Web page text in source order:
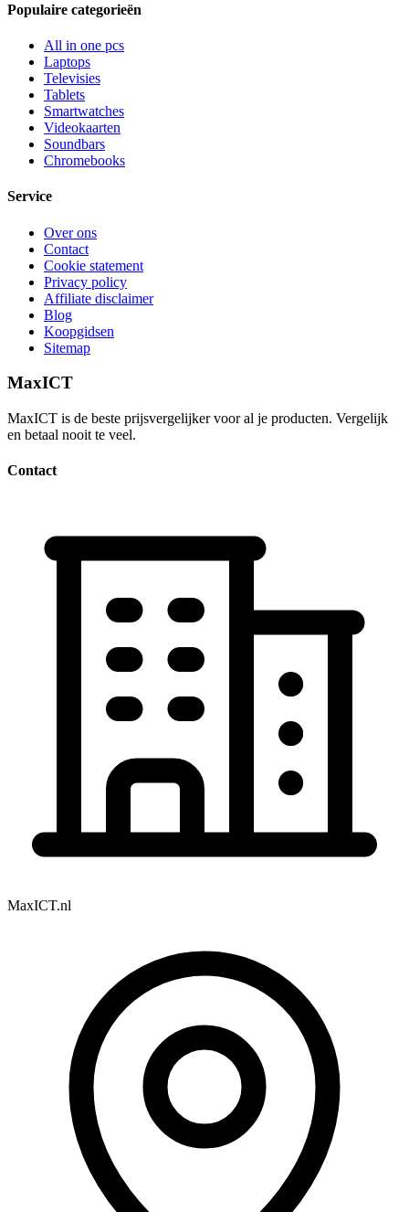
Populaire categorieën
All in one pcs
Laptops
Televisies
Tablets
Smartwatches
Videokaarten
Soundbars
Chromebooks
Service
Over ons
Contact
Cookie statement
Privacy policy
Affiliate disclaimer
Blog
Koopgidsen
Sitemap
MaxICT
MaxICT is de beste prijsvergelijker voor al je producten. Vergelijk
en betaal nooit te veel.
Contact
MaxICT.nl